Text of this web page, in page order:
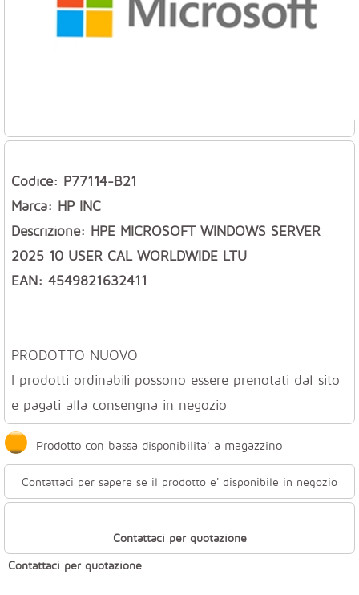
Codice: P77114-B21
Marca: HP INC
Descrizione: HPE MICROSOFT WINDOWS SERVER
2025 10 USER CAL WORLDWIDE LTU
EAN: 4549821632411
PRODOTTO NUOVO
I prodotti ordinabili possono essere prenotati dal sito
e pagati alla consengna in negozio
Prodotto con bassa disponibilita' a magazzino
Contattaci per sapere se il prodotto e' disponibile in negozio
Contattaci per quotazione
Contattaci per quotazione